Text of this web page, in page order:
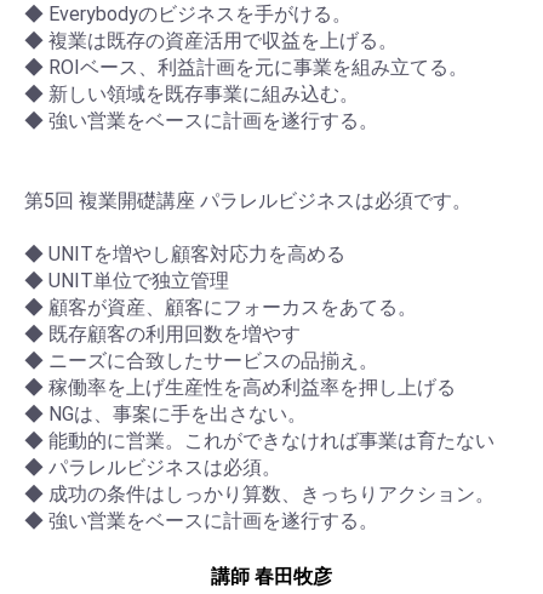
◆ Everybodyのビジネスを手がける。
◆ 複業は既存の資産活用で収益を上げる。
◆ ROIベース、利益計画を元に事業を組み立てる。
◆ 新しい領域を既存事業に組み込む。
◆ 強い営業をベースに計画を遂行する。
第5回 複業開礎講座 パラレルビジネスは必須です。
◆ UNITを増やし顧客対応力を高める
◆ UNIT単位で独立管理
◆ 顧客が資産、顧客にフォーカスをあてる。
◆ 既存顧客の利用回数を増やす
◆ ニーズに合致したサービスの品揃え。
◆ 稼働率を上げ生産性を高め利益率を押し上げる
◆ NGは、事案に手を出さない。
◆ 能動的に営業。これができなければ事業は育たない
◆ パラレルビジネスは必須。
◆ 成功の条件はしっかり算数、きっちりアクション。
◆ 強い営業をベースに計画を遂行する。
講師 春田牧彦